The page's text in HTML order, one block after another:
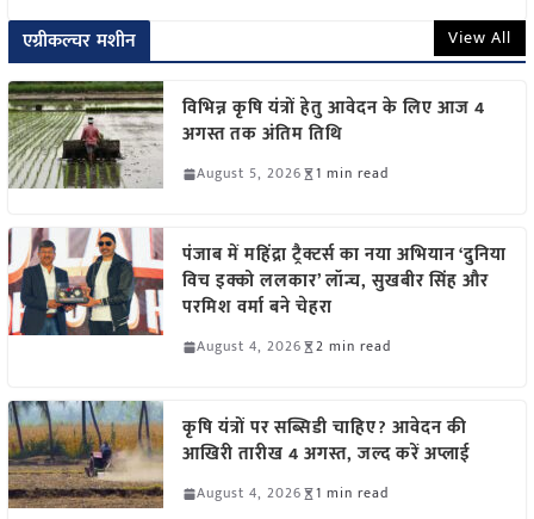
एग्रीकल्चर मशीन View All
विभिन्न कृषि यंत्रों हेतु आवेदन के लिए आज 4
अगस्त तक अंतिम तिथि
August 5, 2026 1 min read
पंजाब में महिंद्रा ट्रैक्टर्स का नया अभियान ‘दुनिया
विच इक्को ललकार’ लॉन्च, सुखबीर सिंह और
परमिश वर्मा बने चेहरा
August 4, 2026 2 min read
कृषि यंत्रों पर सब्सिडी चाहिए? आवेदन की
आखिरी तारीख 4 अगस्त, जल्द करें अप्लाई
August 4, 2026 1 min read